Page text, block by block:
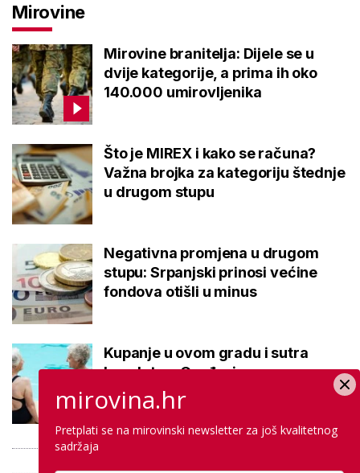
Mirovine
Mirovine branitelja: Dijele se u
dvije kategorije, a prima ih oko
140.000 umirovljenika
Što je MIREX i kako se računa?
Važna brojka za kategoriju štednje
u drugom stupu
Negativna promjena u drugom
stupu: Srpanjski prinosi većine
fondova otišli u minus
Kupanje u ovom gradu i sutra
besplatno: Građani se mogu
ohladiti tijekom toplinskog vala
mirovina.hr
Pretplati se na mirovinski newsletter za još kvalitetnog
sadržaja